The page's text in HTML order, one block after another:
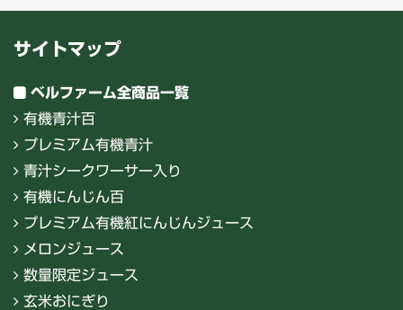
サイトマップ
ベルファーム全商品一覧
有機青汁百
プレミアム有機青汁
青汁シークワーサー入り
有機にんじん百
プレミアム有機紅にんじんジュース
メロンジュース
数量限定ジュース
玄米おにぎり